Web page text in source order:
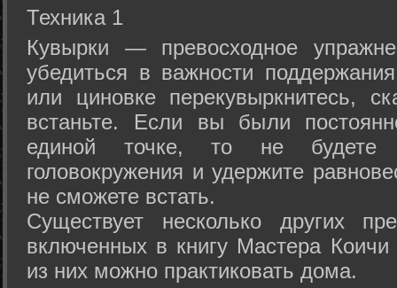
Техника 1
Кувырки — превосходное
убедиться в важности
или циновке перекувыркнитесь,
встаньте. Если вы были
единой точке, то не будете
головокружения и удержите
не сможете встать.
Существует несколько других
включенных в книгу Мастера
из них можно практиковать дома.